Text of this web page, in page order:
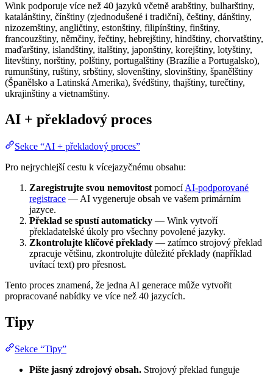
Wink podporuje více než 40 jazyků včetně arabštiny, bulharštiny,
katalánštiny, čínštiny (zjednodušené i tradiční), češtiny, dánštiny,
nizozemštiny, angličtiny, estonštiny, filipínštiny, finštiny,
francouzštiny, němčiny, řečtiny, hebrejštiny, hindštiny, chorvatštiny,
maďarštiny, islandštiny, italštiny, japonštiny, korejštiny, lotyštiny,
litevštiny, norštiny, polštiny, portugalštiny (Brazílie a Portugalsko),
rumunštiny, ruštiny, srbštiny, slovenštiny, slovinštiny, španělštiny
(Španělsko a Latinská Amerika), švédštiny, thajštiny, turečtiny,
ukrajinštiny a vietnamštiny.
AI + překladový proces
Sekce “AI + překladový proces”
Pro nejrychlejší cestu k vícejazyčnému obsahu:
Zaregistrujte svou nemovitost pomocíAI-podporované
registrace — AI vygeneruje obsah ve vašem primárním
jazyce.
Překlad se spustí automaticky — Wink vytvoří
překladatelské úkoly pro všechny povolené jazyky.
Zkontrolujte klíčové překlady — zatímco strojový překlad
zpracuje většinu, zkontrolujte důležité překlady (například
uvítací text) pro přesnost.
Tento proces znamená, že jedna AI generace může vytvořit
propracované nabídky ve více než 40 jazycích.
Tipy
Sekce “Tipy”
Pište jasný zdrojový obsah. Strojový překlad funguje